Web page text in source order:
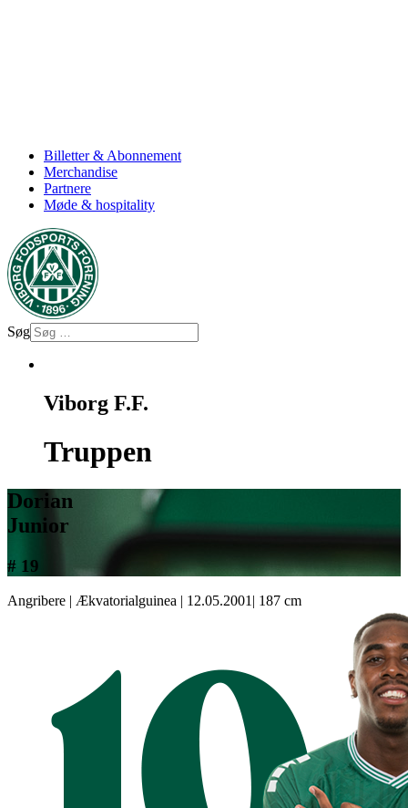
Billetter & Abonnement
Merchandise
Partnere
Møde & hospitality
Søg
Viborg F.F.
Truppen
Dorian
Junior
# 19
Angribere | Ækvatorialguinea | 12.05.2001 | 187 cm